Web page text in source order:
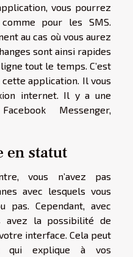
vous pourrez
pour les SMS.
au cas où vous aurez
sont ainsi rapides
tout le temps. C’est
application. Il vous
internet. Il y a une
Messenger,
en statut
vous n’avez pas
avec lesquels vous
pas. Cependant, avec
avez la possibilité de
interface. Cela peut
explique à vos